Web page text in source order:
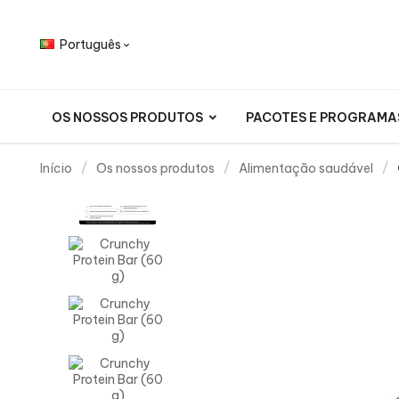
Português 
OS NOSSOS PRODUTOS PACOTES E
Início Os nossos produtos Alimentação saudável